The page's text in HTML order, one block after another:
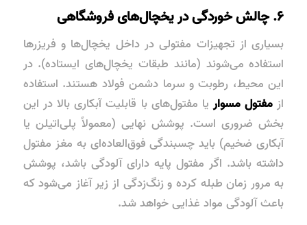
۶. چالش خوردگی در یخچال‌های فروشگاهی
بسیاری از تجهیزات مفتولی در داخل یخچال‌ها و فریزرها
استفاده می‌شوند (مانند طبقات یخچال‌های ایستاده). در
این محیط، رطوبت و سرما دشمن فولاد هستند. استفاده
از مفتول مسواریا مفتول‌های با قابلیت آبکاری بالا در این
بخش ضروری است. پوشش نهایی (معمولاً پلی‌اتیلن یا
آبکاری ضخیم) باید چسبندگی فوق‌العاده‌ای به مغز مفتول
داشته باشد. اگر مفتول پایه دارای آلودگی باشد، پوشش
به مرور زمان طبله کرده و زنگ‌زدگی از زیر آغاز می‌شود که
باعث آلودگی مواد غذایی خواهد شد.